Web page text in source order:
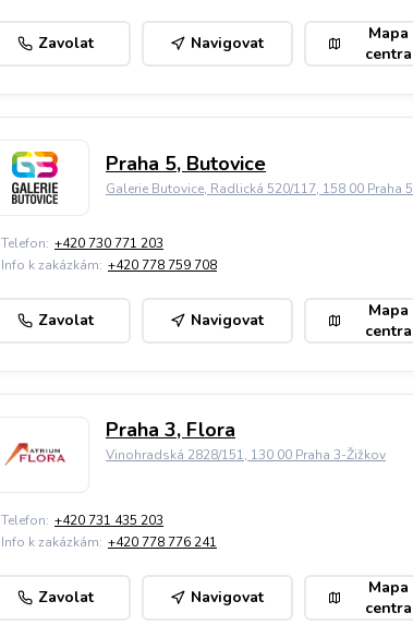
Zavolat Navigovat
Mapa
centra
Praha 5, Butovice
Galerie Butovice, Radlická 520/117, 158 00 Praha 5
Telefon: +420 730 771 203
Info k zakázkám: +420 778 759 708
Zavolat Navigovat
Mapa
centra
Praha 3, Flora
Vinohradská 2828/151, 130 00 Praha 3-Žižkov
Telefon: +420 731 435 203
Info k zakázkám: +420 778 776 241
Zavolat Navigovat
Mapa
centra